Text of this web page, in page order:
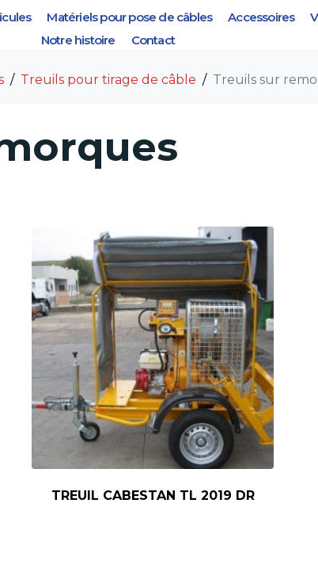
Matériels pour pose de câbles Accessoires
Notre histoire
Contact
Treuils pour tirage de câble Treuils sur
TREUIL CABESTAN TL 2019 DR